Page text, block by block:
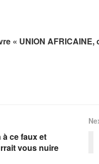
« UNION
à ce faux et
vous nuire